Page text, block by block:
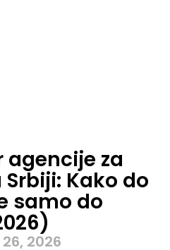
agencije za
Kako do
samo do
2026